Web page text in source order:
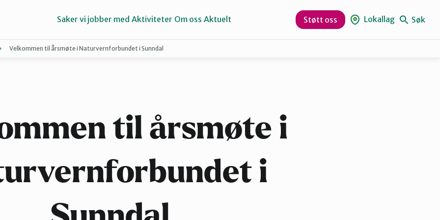
Rauma
Saker vi jobber med Aktiviteter Om oss Aktuelt Støtt oss Lokallag Søk
Velkommen til årsmøte i Naturvernforbundet i Sunndal
til årsmøte i
i